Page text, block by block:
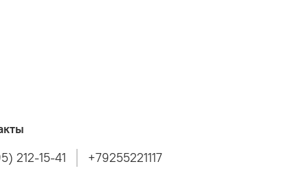
212-15-41
+79255221117